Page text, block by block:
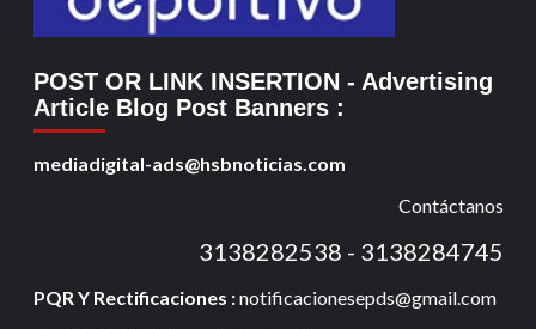
POST OR LINK INSERTION - Advertising
Article Blog Post Banners :
mediadigital-ads@hsbnoticias.com
Contáctanos
3138282538 - 3138284745
PQR Y Rectificaciones :notificacionesepds@gmail.com